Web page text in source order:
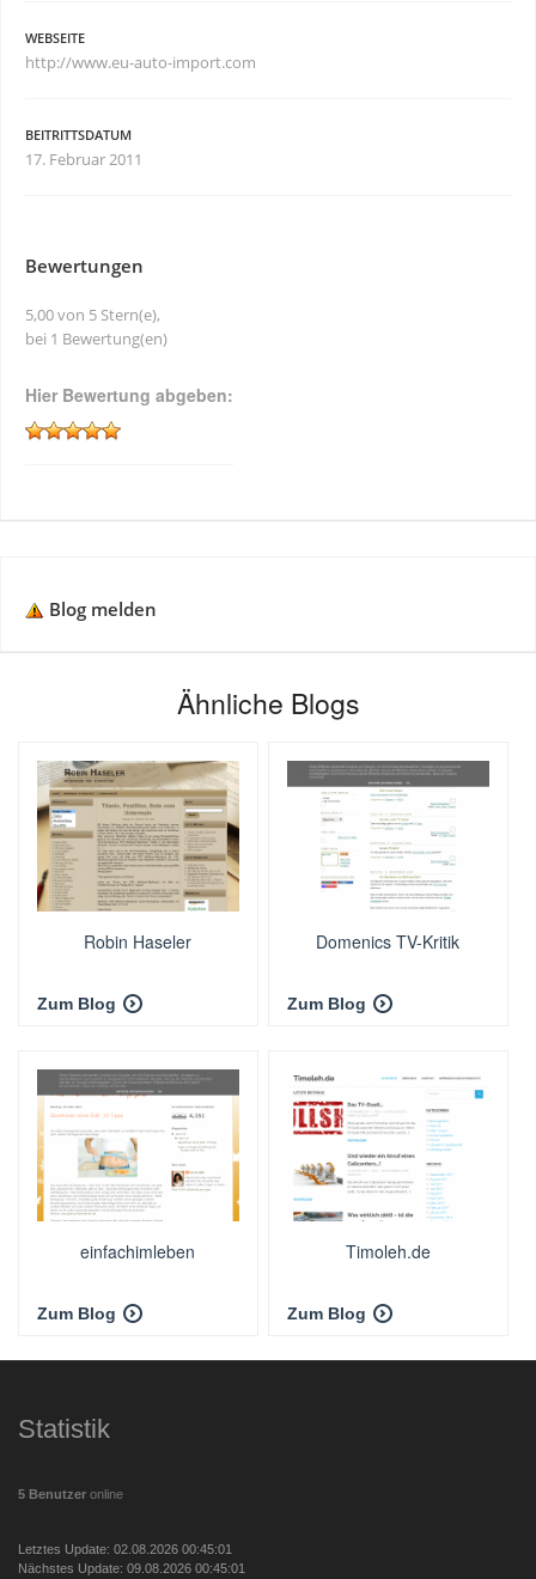
WEBSEITE
http://www.eu-auto-import.com
BEITRITTSDATUM
17. Februar 2011
Bewertungen
5,00 von 5 Stern(e),
bei 1 Bewertung(en)
Hier Bewertung abgeben:
Blog melden
Ähnliche Blogs
Robin Haseler
Zum Blog
Domenics TV-Kritik
Zum Blog
einfachimleben
Zum Blog
Timoleh.de
Zum Blog
Statistik
5 Benutzer online
Letztes Update: 02.08.2026 00:45:01
Nächstes Update: 09.08.2026 00:45:01